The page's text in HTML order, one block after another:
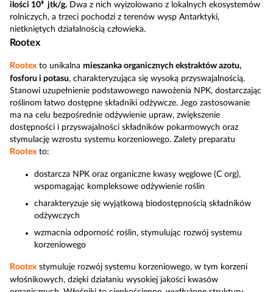
ilości 10⁸ jtk/g. Dwa z nich wyizolowano z lokalnych ekosystemów
rolniczych, a trzeci pochodzi z terenów wysp Antarktyki,
nietkniętych działalnością człowieka.
Rootex
Rootex to unikalna mieszanka organicznych ekstraktów azotu,
fosforu i potasu, charakteryzująca się wysoką przyswajalnością.
Stanowi uzupełnienie podstawowego nawożenia NPK, dostarczając
roślinom łatwo dostępne składniki odżywcze. Jego zastosowanie
ma na celu bezpośrednie odżywienie upraw, zwiększenie
dostępności i przyswajalności składników pokarmowych oraz
stymulację wzrostu systemu korzeniowego. Zalety preparatu
Rootex to:
dostarcza NPK oraz organiczne kwasy węglowe (C org),
wspomagając kompleksowe odżywienie roślin
charakteryzuje się wyjątkową biodostępnością składników
odżywczych
wzmacnia odporność roślin, stymulując rozwój systemu
korzeniowego
Rootex stymuluje rozwój systemu korzeniowego, w tym korzeni
włośnikowych, dzięki działaniu wysokiej jakości kwasów